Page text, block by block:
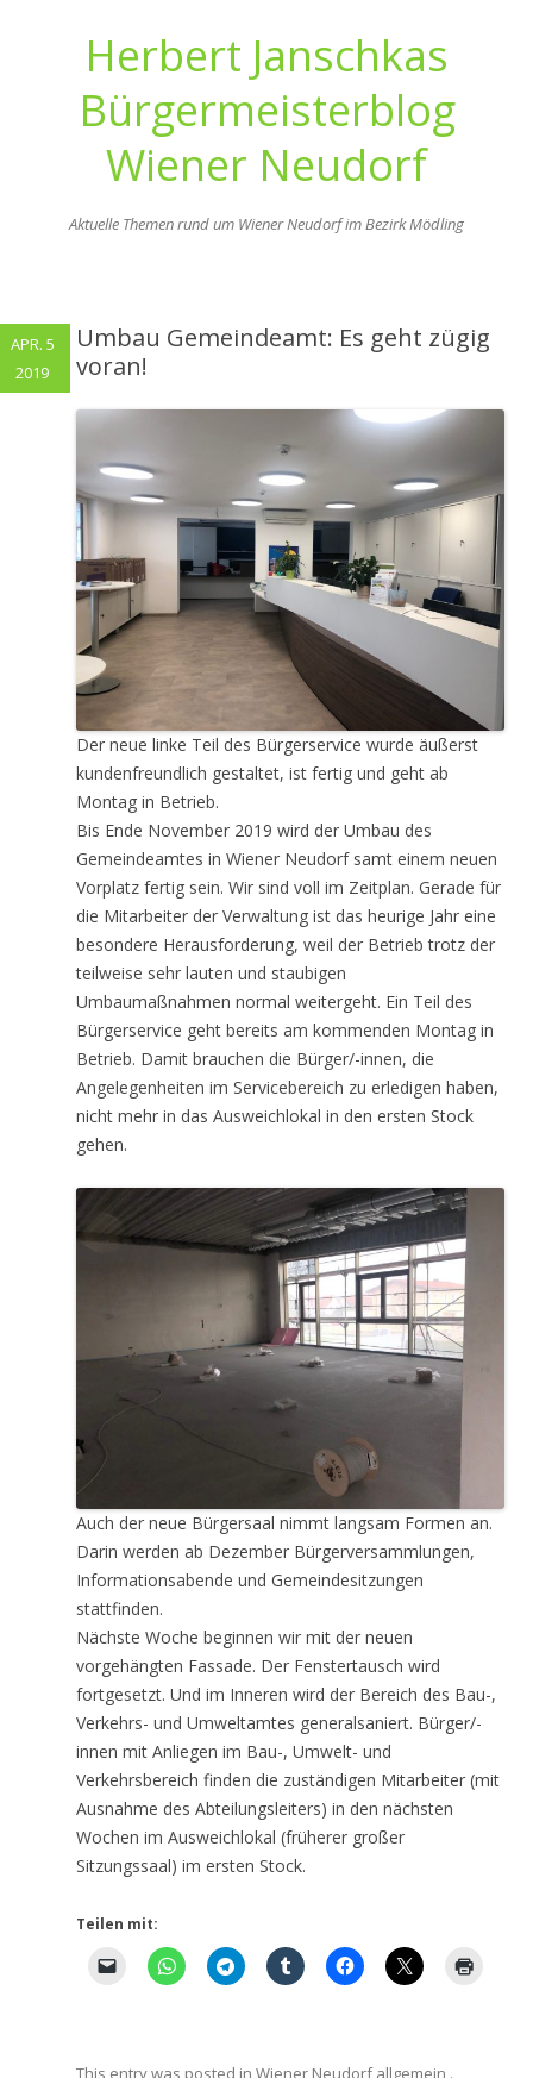
Herbert Janschkas
Bürgermeisterblog
Wiener Neudorf
Aktuelle Themen rund um Wiener Neudorf im Bezirk Mödling
Umbau Gemeindeamt: Es geht zügig
voran!
Der neue linke Teil des Bürgerservice wurde äußerst
kundenfreundlich gestaltet, ist fertig und geht ab
Montag in Betrieb.
Bis Ende November 2019 wird der Umbau des
Gemeindeamtes in Wiener Neudorf samt einem neuen
Vorplatz fertig sein. Wir sind voll im Zeitplan. Gerade für
die Mitarbeiter der Verwaltung ist das heurige Jahr eine
besondere Herausforderung, weil der Betrieb trotz der
teilweise sehr lauten und staubigen
Umbaumaßnahmen normal weitergeht. Ein Teil des
Bürgerservice geht bereits am kommenden Montag in
Betrieb. Damit brauchen die Bürger/-innen, die
Angelegenheiten im Servicebereich zu erledigen haben,
nicht mehr in das Ausweichlokal in den ersten Stock
gehen.
Auch der neue Bürgersaal nimmt langsam Formen an.
Darin werden ab Dezember Bürgerversammlungen,
Informationsabende und Gemeindesitzungen
stattfinden.
Nächste Woche beginnen wir mit der neuen
vorgehängten Fassade. Der Fenstertausch wird
fortgesetzt. Und im Inneren wird der Bereich des Bau-,
Verkehrs- und Umweltamtes generalsaniert. Bürger/-
innen mit Anliegen im Bau-, Umwelt- und
Verkehrsbereich finden die zuständigen Mitarbeiter (mit
Ausnahme des Abteilungsleiters) in den nächsten
Wochen im Ausweichlokal (früherer großer
Sitzungssaal) im ersten Stock.
Teilen mit:
This entry was posted in Wiener Neudorf allgemein .
APR. 5
2019